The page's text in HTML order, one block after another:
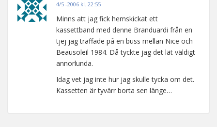
4/5 -2006 kl. 22:55
Minns att jag fick hemskickat ett
kassettband med denne Branduardi från en
tjej jag träffade på en buss mellan Nice och
Beausoleil 1984. Då tyckte jag det lät väldigt
annorlunda.
Idag vet jag inte hur jag skulle tycka om det.
Kassetten är tyvärr borta sen länge…